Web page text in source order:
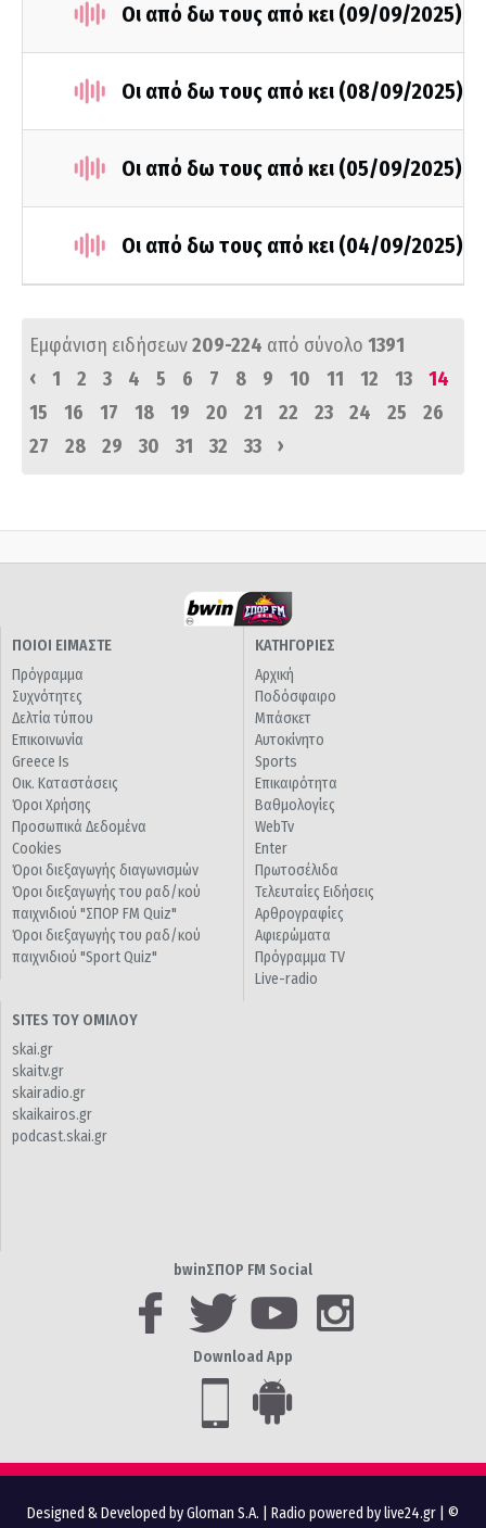
Οι από δω τους από κει (09/09/2025)
Οι από δω τους από κει (08/09/2025)
Οι από δω τους από κει (05/09/2025)
Οι από δω τους από κει (04/09/2025)
Εμφάνιση ειδήσεων209-224 από σύνολο 1391
‹
1 2 3 4 5 6 7 8 9 10 11 12 13
14
15
16 17 18 19 20 21 22 23 24 25
26
27
28 29 30 31 32 33 ›
ΠΟΙΟΙ ΕΙΜΑΣΤΕ
Πρόγραμμα
Συχνότητες
Δελτία τύπου
Επικοινωνία
Greece Is
Οικ. Καταστάσεις
Όροι Χρήσης
Προσωπικά Δεδομένα
Cookies
Όροι διεξαγωγής διαγωνισμών
Όροι διεξαγωγής του ραδ/κού
παιχνιδιού "ΣΠΟΡ FM Quiz"
Όροι διεξαγωγής του ραδ/κού
παιχνιδιού "Sport Quiz"
ΚΑΤΗΓΟΡΙΕΣ
Αρχική
Ποδόσφαιρο
Μπάσκετ
Αυτοκίνητο
Sports
Επικαιρότητα
Βαθμολογίες
WebTv
Enter
Πρωτοσέλιδα
Τελευταίες Ειδήσεις
Αρθρογραφίες
Αφιερώματα
Πρόγραμμα TV
Live-radio
SITES ΤΟΥ ΟΜΙΛΟΥ
skai.gr
skaitv.gr
skairadio.gr
skaikairos.gr
podcast.skai.gr
bwinΣΠΟΡ FM Social
Download App
Designed & Developed by Gloman S.A. Radio powered by live24.gr | ©